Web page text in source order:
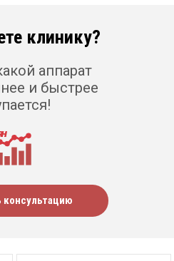
клинику?
аппарат
и быстрее
консультацию